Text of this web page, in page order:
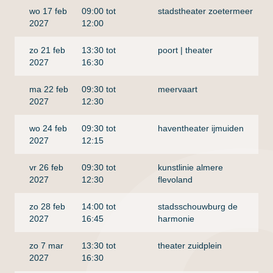
wo 17 feb
2027
09:00 tot
12:00
stadstheater zoetermeer
zo 21 feb
2027
13:30 tot
16:30
poort | theater
ma 22 feb
2027
09:30 tot
12:30
meervaart
wo 24 feb
2027
09:30 tot
12:15
haventheater ijmuiden
vr 26 feb
2027
09:30 tot
12:30
kunstlinie almere
flevoland
zo 28 feb
2027
14:00 tot
16:45
stadsschouwburg de
harmonie
zo 7 mar
2027
13:30 tot
16:30
theater zuidplein